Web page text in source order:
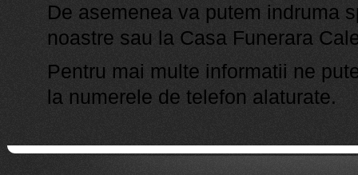
De asemenea va putem indruma
noastre sau la Casa Funerara
Pentru mai multe informatii ne
la numerele de telefon alaturate.